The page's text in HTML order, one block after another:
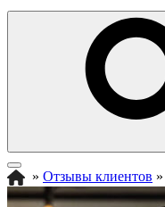
» Отзывы клиентов »